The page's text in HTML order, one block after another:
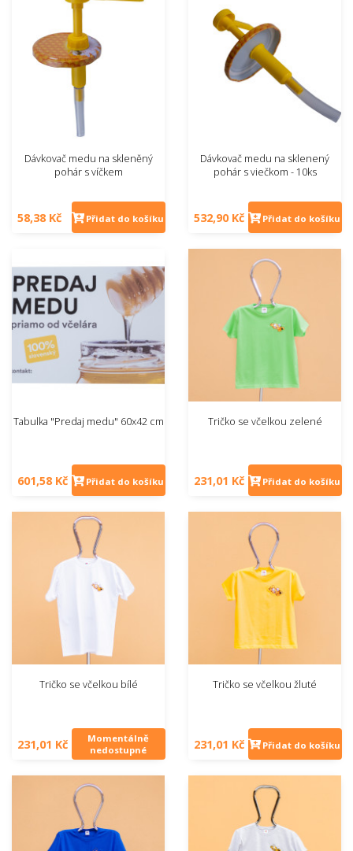
Dávkovač medu na skleněný
pohár s víčkem
58,38 Kč Přidat do košíku
Dávkovač medu na sklenený
pohár s viečkom - 10ks
532,90 Kč Přidat do košíku
Tabulka "Predaj medu" 60x42 cm
601,58 Kč Přidat do košíku
Tričko se včelkou zelené
231,01 Kč Přidat do košíku
Tričko se včelkou bílé
231,01 Kč
Momentálně
nedostupné
Tričko se včelkou žluté
231,01 Kč Přidat do košíku